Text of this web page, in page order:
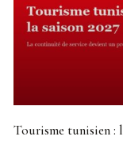
Tourisme tunisien :